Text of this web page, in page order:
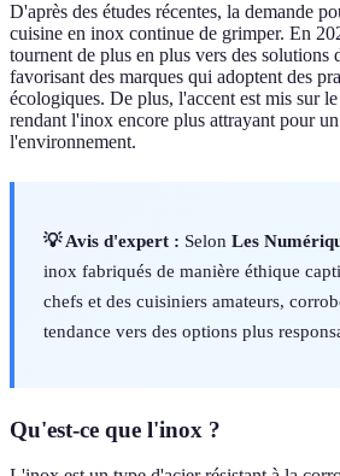
D'après des études récentes, la demande
cuisine en inox continue de grimper. En
tournent de plus en plus vers des solutions
favorisant des marques qui adoptent des
écologiques. De plus, l'accent est mis sur
rendant l'inox encore plus attrayant pour
l'environnement.
💡 Avis d'expert : Selon Les
inox fabriqués de manière éthique
chefs et des cuisiniers amateurs,
tendance vers des options plus
Qu'est-ce que l'inox ?